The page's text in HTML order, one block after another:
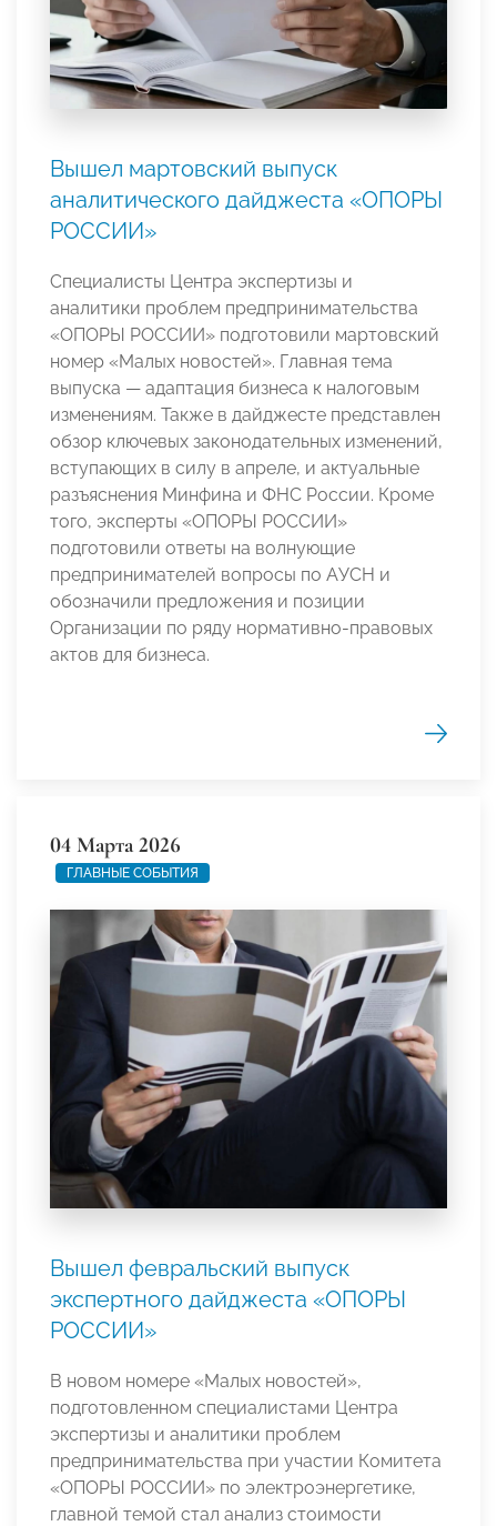
Вышел мартовский выпуск
аналитического дайджеста «ОПОРЫ
РОССИИ»
Специалисты Центра экспертизы и
аналитики проблем предпринимательства
«ОПОРЫ РОССИИ» подготовили мартовский
номер «Малых новостей». Главная тема
выпуска — адаптация бизнеса к налоговым
изменениям. Также в дайджесте представлен
обзор ключевых законодательных изменений,
вступающих в силу в апреле, и актуальные
разъяснения Минфина и ФНС России. Кроме
того, эксперты «ОПОРЫ РОССИИ»
подготовили ответы на волнующие
предпринимателей вопросы по АУСН и
обозначили предложения и позиции
Организации по ряду нормативно-правовых
актов для бизнеса.
04 Марта 2026
ГЛАВНЫЕ СОБЫТИЯ
Вышел февральский выпуск
экспертного дайджеста «ОПОРЫ
РОССИИ»
В новом номере «Малых новостей»,
подготовленном специалистами Центра
экспертизы и аналитики проблем
предпринимательства при участии Комитета
«ОПОРЫ РОССИИ» по электроэнергетике,
главной темой стал анализ стоимости